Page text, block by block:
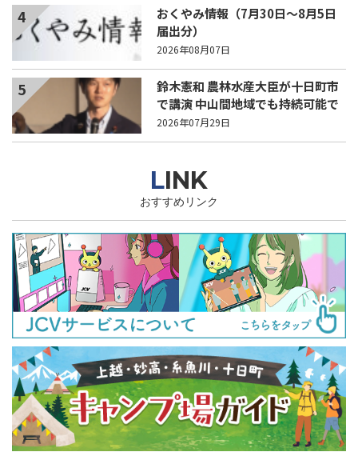
4
おくやみ情報（7月30日～8月5日
届出分）
2026年08月07日
5
鈴木憲和 農林水産大臣が十日町市
で講演 中山間地域でも持続可能で
稼げる農業とは？
2026年07月29日
LINK
おすすめリンク